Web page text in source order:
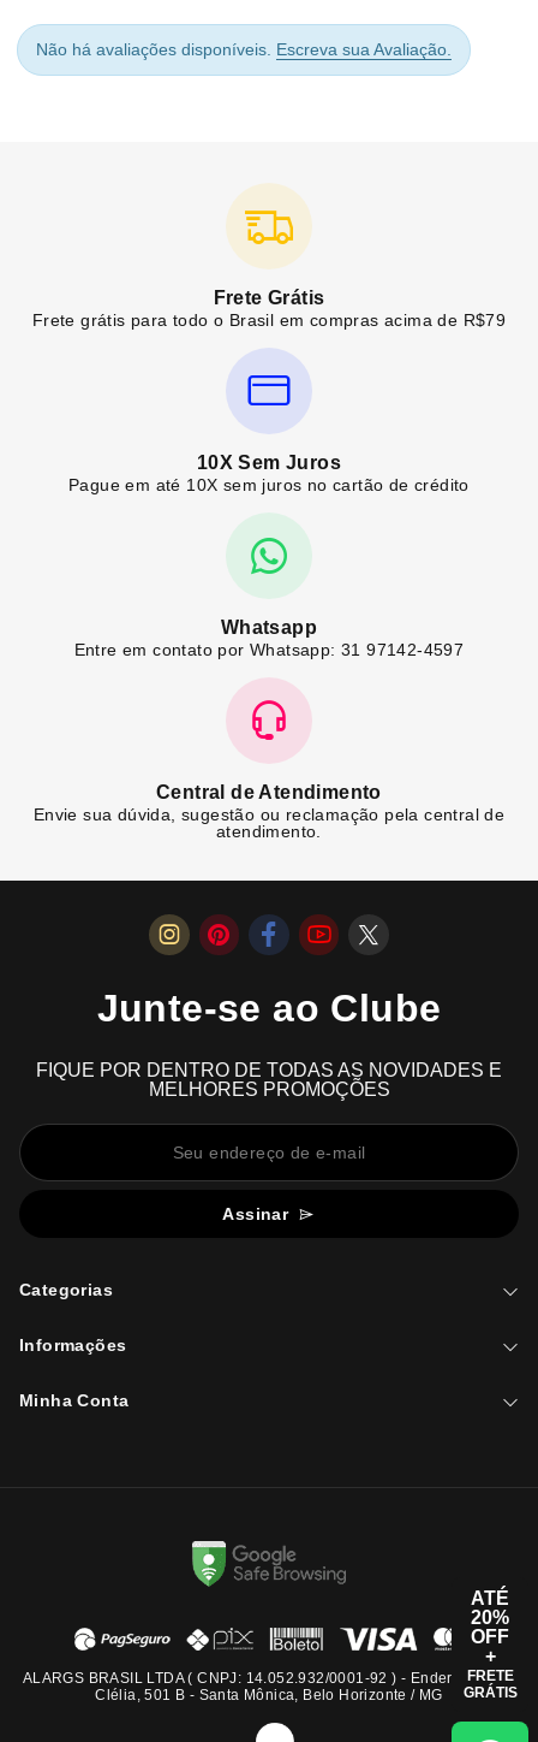
Não há avaliações disponíveis. Escreva sua Avaliação.
Frete Grátis
Frete grátis para todo o Brasil em compras acima de R$79
10X Sem Juros
Pague em até 10X sem juros no cartão de crédito
Whatsapp
Entre em contato por Whatsapp: 31 97142-4597
Central de Atendimento
Envie sua dúvida, sugestão ou reclamação pela central de
atendimento.
Junte-se ao Clube
FIQUE POR DENTRO DE TODAS AS NOVIDADES E
MELHORES PROMOÇÕES
Assinar
Categorias
Informações
Minha Conta
ALARGS BRASIL LTDA ( CNPJ: 14.052.932/0001-92 ) - Endereço: Rua
Clélia, 501 B - Santa Mônica, Belo Horizonte / MG
ATÉ
20%
OFF
+
FRETE
GRÁTIS